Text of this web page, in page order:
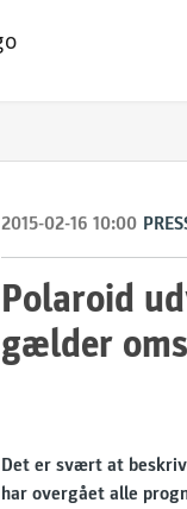
2015-02-16 10:00
Polaroid
gælder
Det er svært at
har overgået alle